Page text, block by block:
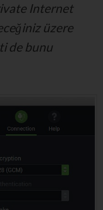
Internet
üzere
de bunu